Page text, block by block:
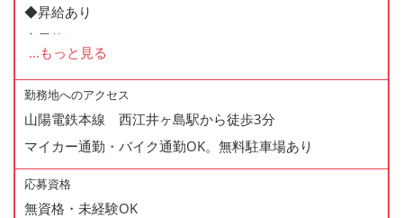
◆昇給あり
◆昇格あり
◆正社員登用制度あり
◆寸志あり
◆有給休暇あり
◆産休・育休あり
◆交通費支給
◆資格支援制度あり
... もっと見る
勤務地へのアクセス
山陽電鉄本線 西江井ヶ島駅から徒歩3分
マイカー通勤・バイク通勤OK。無料駐車場あり
応募資格
無資格・未経験OK